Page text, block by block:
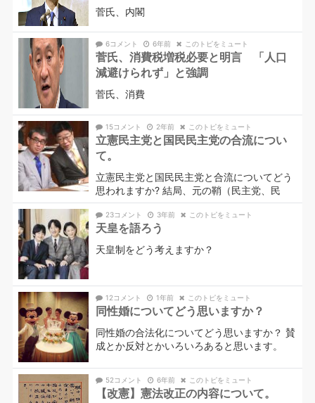
菅氏、内閣
6コメント 6年前 このトピをミュート
菅氏、消費税増税必要と明言 「人口
減避けられず」と強調
菅氏、消費
15コメント 2年前 このトピをミュート
立憲民主党と国民民主党の合流につい
て。
立憲民主党と国民民主党と合流についてどう
思われますか? 結局、元の鞘（民主党、民
23コメント 3年前 このトピをミュート
天皇を語ろう
天皇制をどう考えますか？
12コメント 1年前 このトピをミュート
同性婚についてどう思いますか？
同性婚の合法化についてどう思いますか？ 賛
成とか反対とかいろいろあると思います。
52コメント 6年前 このトピをミュート
【改憲】憲法改正の内容について。